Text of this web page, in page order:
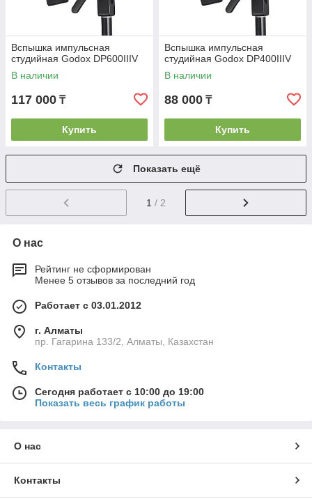
Вспышка импульсная
студийная Godox DP600IIIV
В наличии
117 000 ₸
Купить
Вспышка импульсная
студийная Godox DP400IIIV
В наличии
88 000 ₸
Купить
Показать ещё
1 / 2
О нас
Рейтинг не сформирован
Менее 5 отзывов за последний год
Работает с 03.01.2012
г. Алматы
пр. Гагарина 133/2, Алматы, Казахстан
Контакты
Сегодня работает с 10:00 до 19:00
Показать весь график работы
О нас
Контакты